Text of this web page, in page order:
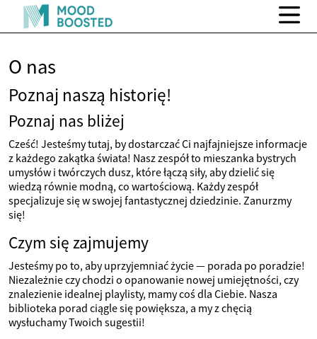
O nas
Poznaj naszą historię!
Poznaj nas bliżej
Cześć! Jesteśmy tutaj, by dostarczać Ci najfajniejsze informacje
z każdego zakątka świata! Nasz zespół to mieszanka bystrych
umysłów i twórczych dusz, które łączą siły, aby dzielić się
wiedzą równie modną, co wartościową. Każdy zespół
specjalizuje się w swojej fantastycznej dziedzinie. Zanurzmy
się!
Czym się zajmujemy
Jesteśmy po to, aby uprzyjemniać życie — porada po poradzie!
Niezależnie czy chodzi o opanowanie nowej umiejętności, czy
znalezienie idealnej playlisty, mamy coś dla Ciebie. Nasza
biblioteka porad ciągle się powiększa, a my z chęcią
wysłuchamy Twoich sugestii!